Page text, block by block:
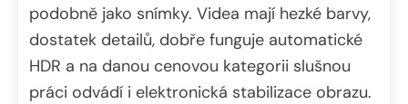
podobně jako snímky. Videa mají hezké barvy,
dostatek detailů, dobře funguje automatické
HDR a na danou cenovou kategorii slušnou
práci odvádí i elektronická stabilizace obrazu.